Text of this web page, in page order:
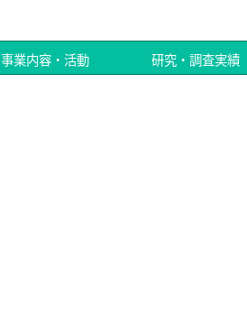
事業内容・活動 研究・調査実績